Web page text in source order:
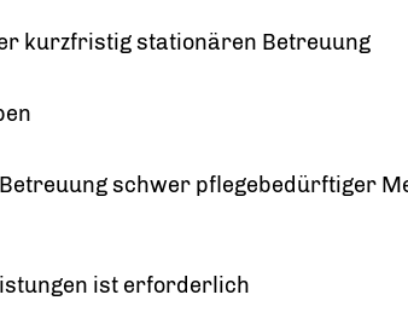
kurzfristig stationären Betreuung
schwer pflegebedürftiger
ist erforderlich